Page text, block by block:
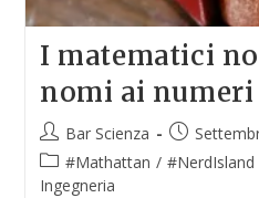
I matematici
nomi ai numeri
Bar Scienza
#Mathattan / #NerdIsland
Ingegneria